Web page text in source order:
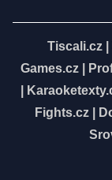
Tiscali.cz
Games.cz
Fights.cz